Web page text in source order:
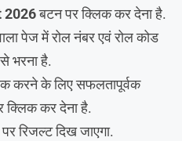
2026बटन पर क्लिक कर देना है.
पेज में रोल नंबर एवं रोल कोड
भरना है.
करने के लिए सफलतापूर्वक
कर देना है.
रिजल्ट दिख जाएगा.